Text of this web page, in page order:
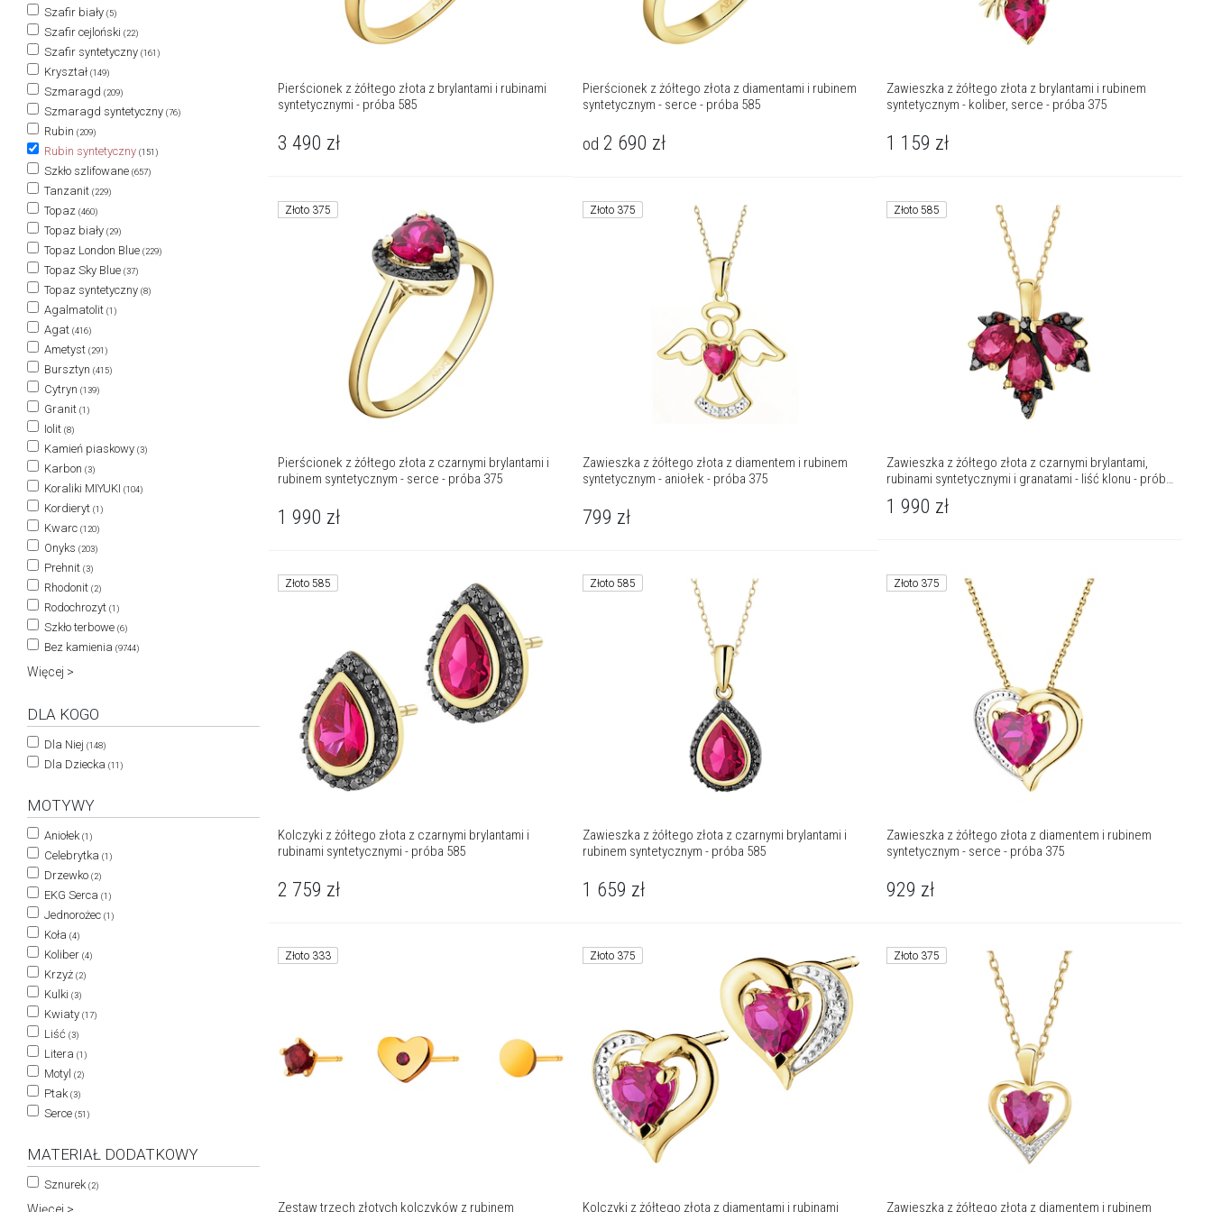
Szafir biały (5)
Szafir cejloński (22)
Szafir syntetyczny (161)
Kryształ (149)
Szmaragd (209)
Szmaragd syntetyczny (76)
Rubin (209)
Rubin syntetyczny (151)
Szkło szlifowane (657)
Tanzanit (229)
Topaz (460)
Topaz biały (29)
Topaz London Blue (229)
Topaz Sky Blue (37)
Topaz syntetyczny (8)
Agalmatolit (1)
Agat (416)
Ametyst (291)
Bursztyn (415)
Cytryn (139)
Granit (1)
Iolit (8)
Kamień piaskowy (3)
Karbon (3)
Koraliki MIYUKI (104)
Kordieryt (1)
Kwarc (120)
Onyks (203)
Prehnit (3)
Rhodonit (2)
Rodochrozyt (1)
Szkło terbowe (6)
Bez kamienia (9744)
Więcej >
DLA KOGO
Dla Niej (148)
Dla Dziecka (11)
MOTYWY
Aniołek (1)
Celebrytka (1)
Drzewko (2)
EKG Serca (1)
Jednorożec (1)
Koła (4)
Koliber (4)
Krzyż (2)
Kulki (3)
Kwiaty (17)
Liść (3)
Litera (1)
Motyl (2)
Ptak (3)
Serce (51)
MATERIAŁ DODATKOWY
Sznurek (2)
Pierścionek z żółtego złota z brylantami i rubinami
syntetycznymi - próba 585
3 490 zł
Pierścionek z żółtego złota z diamentami i rubinem
syntetycznym - serce - próba 585
od 2 690 zł
Zawieszka z żółtego złota z brylantami i rubinem
syntetycznym - koliber, serce - próba 375
1 159 zł
Złoto 375
Pierścionek z żółtego złota z czarnymi brylantami i
rubinem syntetycznym - serce - próba 375
1 990 zł
Złoto 375
Zawieszka z żółtego złota z diamentem i rubinem
syntetycznym - aniołek - próba 375
799 zł
Złoto 585
Zawieszka z żółtego złota z czarnymi brylantami,
rubinami syntetycznymi i granatami - liść klonu - próba
1 990 zł
Złoto 585
Kolczyki z żółtego złota z czarnymi brylantami i
rubinami syntetycznymi - próba 585
2 759 zł
Złoto 585
Zawieszka z żółtego złota z czarnymi brylantami i
rubinem syntetycznym - próba 585
1 659 zł
Złoto 375
Zawieszka z żółtego złota z diamentem i rubinem
syntetycznym - serce - próba 375
929 zł
Złoto 333
Zestaw trzech złotych kolczyków z rubinem
Złoto 375
Kolczyki z żółtego złota z diamentami i rubinami
Złoto 375
Zawieszka z żółtego złota z diamentem i rubinem